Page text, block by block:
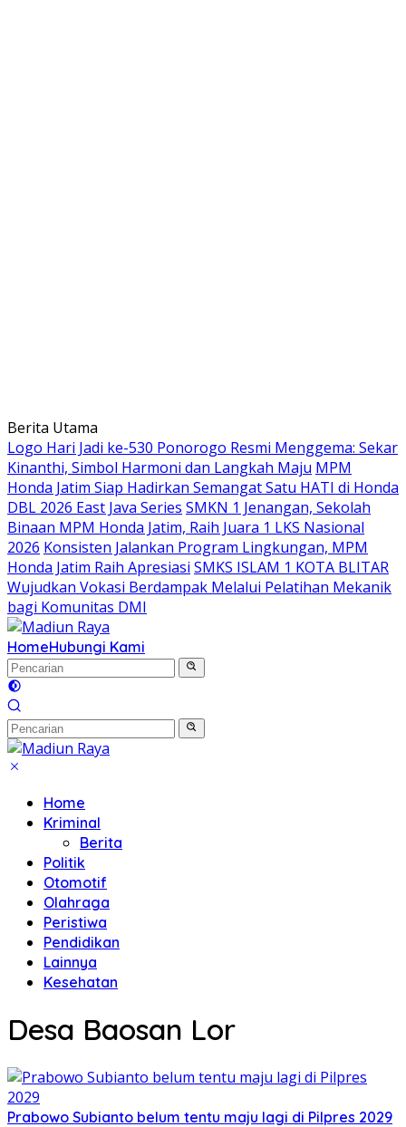
Langsung
ke
konten
Berita Utama
Logo Hari Jadi ke-530 Ponorogo Resmi Menggema: Sekar
Kinanthi, Simbol Harmoni dan Langkah Maju MPM
Honda Jatim Siap Hadirkan Semangat Satu HATI di Honda
DBL 2026 East Java Series SMKN 1 Jenangan, Sekolah
Binaan MPM Honda Jatim, Raih Juara 1 LKS Nasional
2026 Konsisten Jalankan Program Lingkungan, MPM
Honda Jatim Raih Apresiasi SMKS ISLAM 1 KOTA BLITAR
Wujudkan Vokasi Berdampak Melalui Pelatihan Mekanik
bagi Komunitas DMI
HomeHubungi Kami
Home
Kriminal
Berita
Politik
Otomotif
Olahraga
Peristiwa
Pendidikan
Lainnya
Kesehatan
Desa Baosan Lor
Prabowo Subianto belum tentu maju lagi di Pilpres 2029